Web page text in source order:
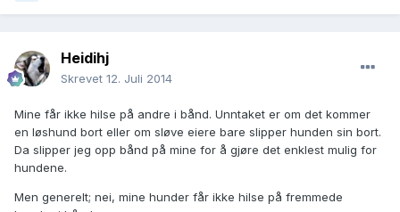
Heidihj
Skrevet 12. Juli 2014
Mine får ikke hilse på andre i bånd. Unntaket er om det kommer
en løshund bort eller om sløve eiere bare slipper hunden sin bort.
Da slipper jeg opp bånd på mine for å gjøre det enklest mulig for
hundene.
Men generelt; nei, mine hunder får ikke hilse på fremmede